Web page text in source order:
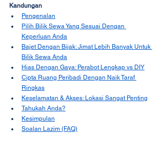
Kandungan
Pengenalan
Pilih Bilik Sewa Yang Sesuai Dengan
Keperluan Anda
Bajet Dengan Bijak: Jimat Lebih Banyak Untuk
Bilik Sewa Anda
Hias Dengan Gaya: Perabot Lengkap vs DIY
Cipta Ruang Peribadi Dengan Naik Taraf
Ringkas
Keselamatan & Akses: Lokasi Sangat Penting
Tahukah Anda?
Kesimpulan
Soalan Lazim (FAQ)